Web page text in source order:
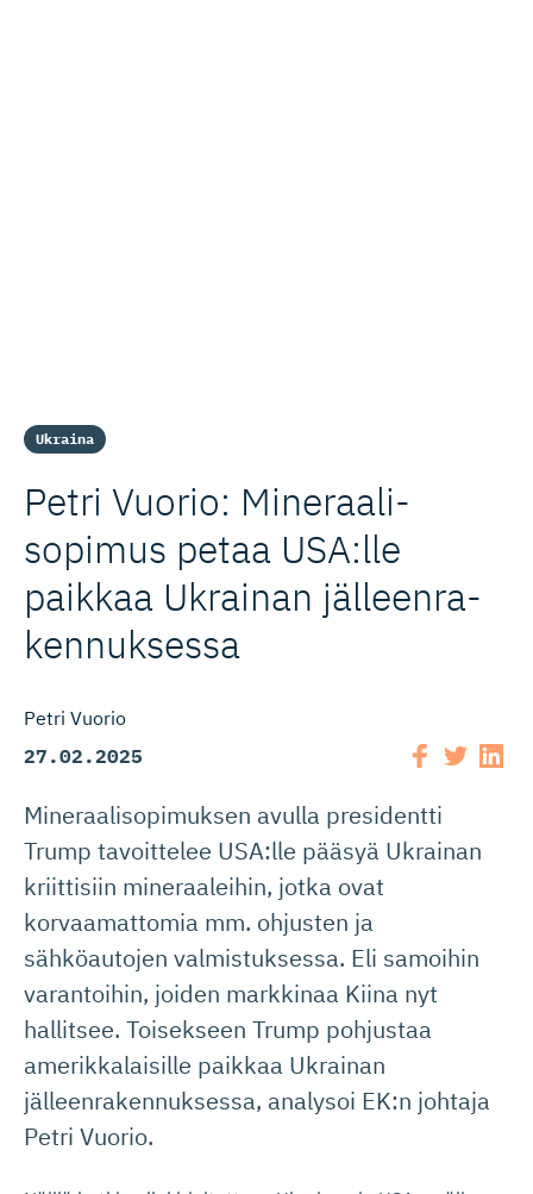
Ukraina
Petri Vuorio: Mineraali­
sopimus petaa USA:lle
paikkaa Ukrainan jälleenra­
ken­nuksessa
Petri Vuorio
27.02.2025
Mineraalisopimuksen avulla presidentti
Trump tavoittelee USA:lle pääsyä Ukrainan
kriittisiin mineraaleihin, jotka ovat
korvaamattomia mm. ohjusten ja
sähköautojen valmistuksessa. Eli samoihin
varantoihin, joiden markkinaa Kiina nyt
hallitsee. Toisekseen Trump pohjustaa
amerikkalaisille paikkaa Ukrainan
jälleenrakennuksessa, analysoi EK:n johtaja
Petri Vuorio.